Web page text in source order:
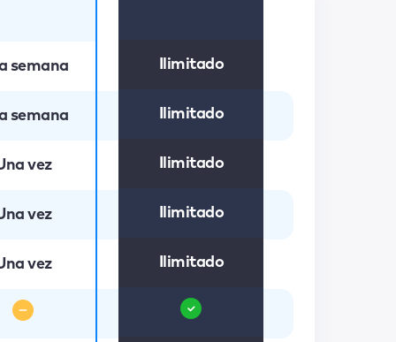
semana
semana
vez
vez
vez
Ilimitado
Ilimitado
Ilimitado
Ilimitado
Ilimitado